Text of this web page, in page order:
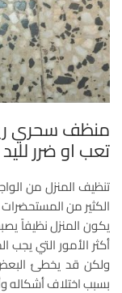
منظف سحري
تعب او ضرر لليد
تنظيف المنزل من
الكثير من
يكون المنزل نظيفاً
أكثر الأمور التي يجب
ولكن قد يخطئ البعض
بسبب اختلاف أشكاله